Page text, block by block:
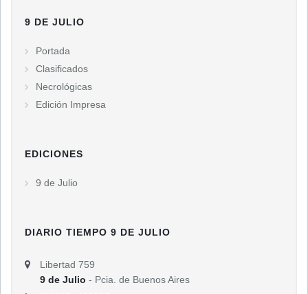
9 DE JULIO
Portada
Clasificados
Necrológicas
Edición Impresa
EDICIONES
9 de Julio
DIARIO TIEMPO 9 DE JULIO
Libertad 759
9 de Julio - Pcia. de Buenos Aires